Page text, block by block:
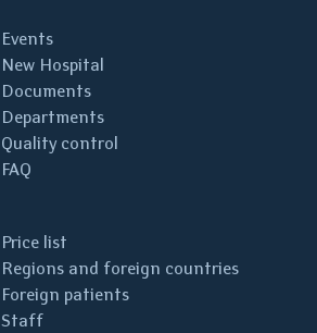
Events
New Hospital
Documents
Departments
Quality control
FAQ
Price list
Regions and foreign countries
Foreign patients
Staff